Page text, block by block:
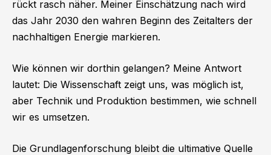
rückt rasch näher. Meiner Einschätzung nach wird
das Jahr 2030 den wahren Beginn des Zeitalters der
nachhaltigen Energie markieren.
Wie können wir dorthin gelangen? Meine Antwort
lautet: Die Wissenschaft zeigt uns, was möglich ist,
aber Technik und Produktion bestimmen, wie schnell
wir es umsetzen.
Die Grundlagenforschung bleibt die ultimative Quelle